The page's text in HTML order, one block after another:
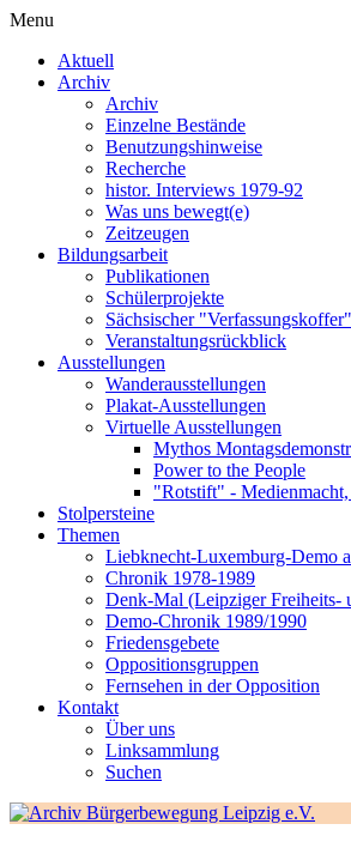
Menu
Aktuell
Archiv
Archiv
Einzelne Bestände
Benutzungshinweise
Recherche
histor. Interviews 1979-92
Was uns bewegt(e)
Zeitzeugen
Bildungsarbeit
Publikationen
Schülerprojekte
Sächsischer "Verfassungskoffer"
Veranstaltungsrückblick
Ausstellungen
Wanderausstellungen
Plakat-Ausstellungen
Virtuelle Ausstellungen
Mythos
Power to the People
"Rotstift" -
Stolpersteine
Themen
Liebknecht-Luxemburg-Demo
Chronik 1978-1989
Denk-Mal (Leipziger Freiheits-
Demo-Chronik 1989/1990
Friedensgebete
Oppositionsgruppen
Fernsehen in der Opposition
Kontakt
Über uns
Linksammlung
Suchen